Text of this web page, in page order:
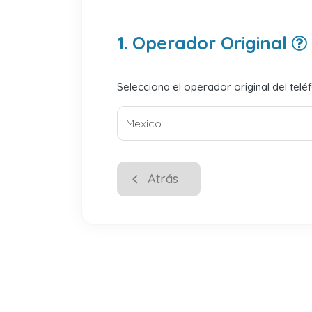
1. Operador Original
Selecciona el operador original del
Atrás